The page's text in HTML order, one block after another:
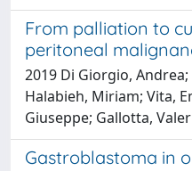
From palliation to
peritoneal
2019 Di Giorgio,
Halabieh, Miriam; Vita,
Giuseppe; Gallotta,
Gastroblastoma in